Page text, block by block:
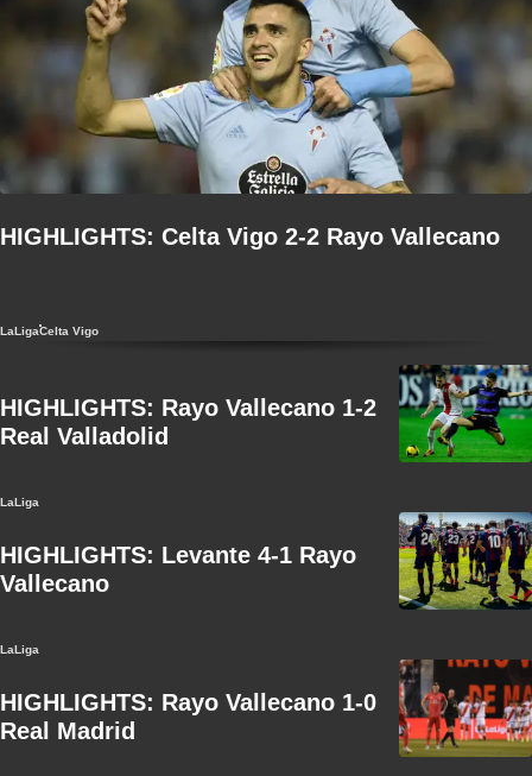
HIGHLIGHTS: Celta Vigo 2-2 Rayo Vallecano
LaLigaCelta Vigo
HIGHLIGHTS: Rayo Vallecano 1-2
Real Valladolid
LaLiga
HIGHLIGHTS: Levante 4-1 Rayo
Vallecano
LaLiga
HIGHLIGHTS: Rayo Vallecano 1-0
Real Madrid